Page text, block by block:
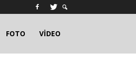
FOTO VİDEO